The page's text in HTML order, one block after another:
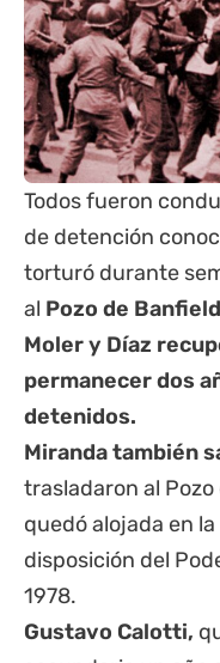
Todos fueron
de detención
torturó durante
al Pozo de
Moler y Díaz
permanecer dos
detenidos.
Miranda también
trasladaron al
quedó alojada en
disposición del
1978.
Gustavo Calotti,